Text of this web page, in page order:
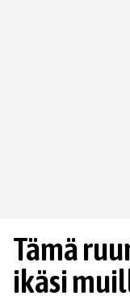
Tämä
ikäsi